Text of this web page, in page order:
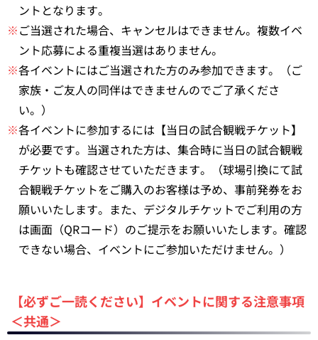
ントとなります。
※ご当選された場合、キャンセルはできません。複数イベ
ント応募による重複当選はありません。
※各イベントにはご当選された方のみ参加できます。（ご
家族・ご友人の同伴はできませんのでご了承くださ
い。）
※各イベントに参加するには【当日の試合観戦チケット】
が必要です。当選された方は、集合時に当日の試合観戦
チケットも確認させていただきます。（球場引換にて試
合観戦チケットをご購入のお客様は予め、事前発券をお
願いいたします。また、デジタルチケットでご利用の方
は画面（QRコード）のご提示をお願いいたします。確認
できない場合、イベントにご参加いただけません。）
【必ずご一読ください】イベントに関する注意事項
＜共通＞